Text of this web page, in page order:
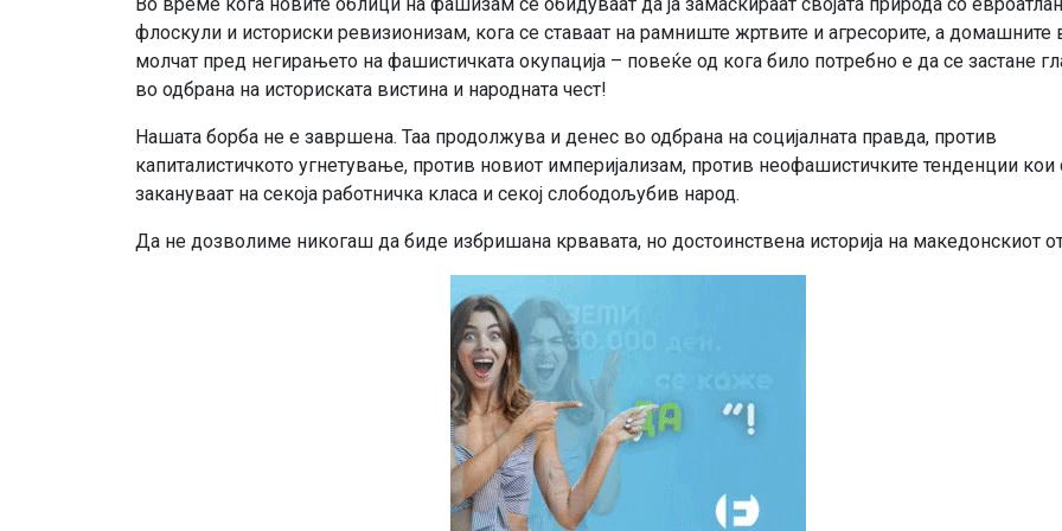
флоскули и историски ревизионизам, кога се ставаат на рамниште жртвите и агресорите, а домашните
молчат пред негирањето на фашистичката окупација – повеќе од кога било потребно е да се застане
во одбрана на историската вистина и народната чест!
Нашата борба не е завршена. Таа продолжува и денес во одбрана на социјалната правда, против
капиталистичкото угнетување, против новиот империјализам, против неофашистичките тенденции кои
закануваат на секоја работничка класа и секој слободољубив народ.
Да не дозволиме никогаш да биде избришана крвавата, но достоинствена историја на македонскиот